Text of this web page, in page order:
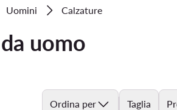
Uomini Calzature
uomo
Ordina per Taglia